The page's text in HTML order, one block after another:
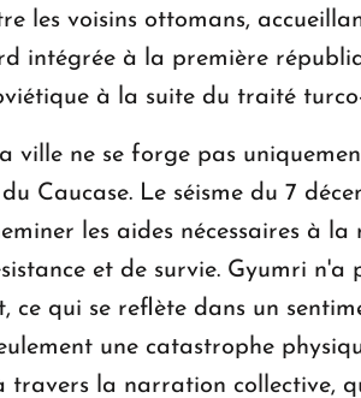
les voisins ottomans,
intégrée à la première
à la suite du traité
ville ne se forge pas
Caucase. Le séisme du 7
les aides nécessaires à
et de survie. Gyumri
ce qui se reflète dans un
une catastrophe
travers la narration collective,